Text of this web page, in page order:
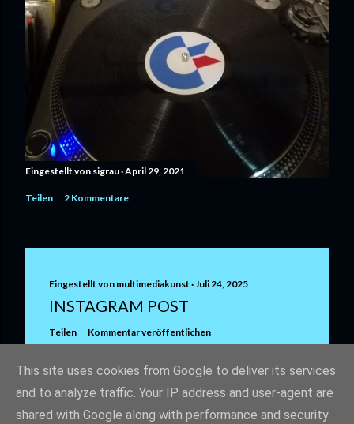
Eingestellt von sigrau April 29, 2021
Teilen 2 Kommentare
Eingestellt von multimediakunst Juli 24, 2025
INSTAGRAM POST
Teilen Kommentar veröffentlichen
This site uses cookies from Google to deliver its services
and to analyze traffic. Your IP address and user-agent are
shared with Google along with performance and security